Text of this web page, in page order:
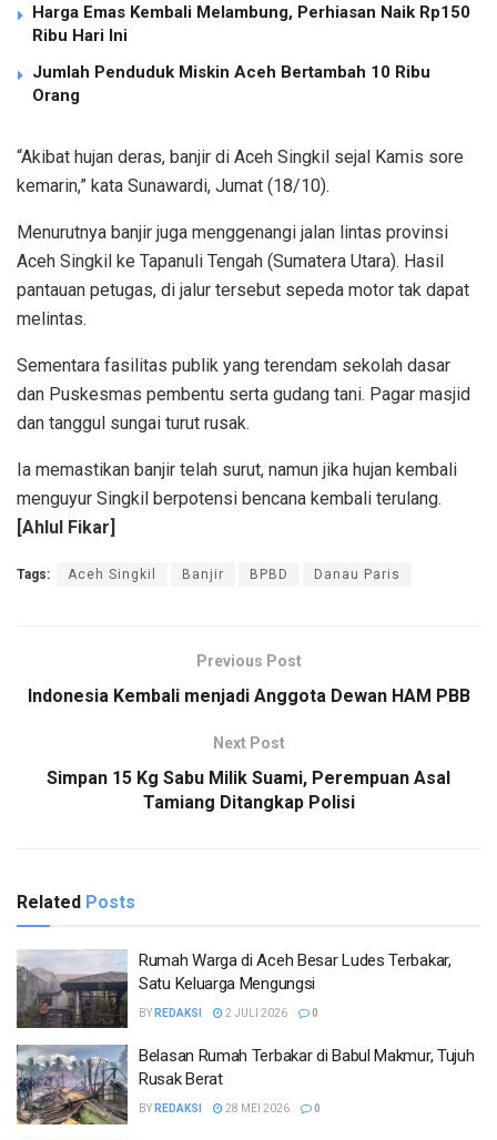
Harga Emas Kembali Melambung, Perhiasan Naik Rp150
Ribu Hari Ini
Jumlah Penduduk Miskin Aceh Bertambah 10 Ribu
Orang
“Akibat hujan deras, banjir di Aceh Singkil sejal Kamis sore
kemarin,” kata Sunawardi, Jumat (18/10).
Menurutnya banjir juga menggenangi jalan lintas provinsi
Aceh Singkil ke Tapanuli Tengah (Sumatera Utara). Hasil
pantauan petugas, di jalur tersebut sepeda motor tak dapat
melintas.
Sementara fasilitas publik yang terendam sekolah dasar
dan Puskesmas pembentu serta gudang tani. Pagar masjid
dan tanggul sungai turut rusak.
Ia memastikan banjir telah surut, namun jika hujan kembali
menguyur Singkil berpotensi bencana kembali terulang.
[Ahlul Fikar]
Tags: Aceh Singkil Banjir BPBD Danau Paris
Previous Post
Indonesia Kembali menjadi Anggota Dewan HAM PBB
Next Post
Simpan 15 Kg Sabu Milik Suami, Perempuan Asal
Tamiang Ditangkap Polisi
Related Posts
Rumah Warga di Aceh Besar Ludes Terbakar,
Satu Keluarga Mengungsi
BY REDAKSI 2 JULI 2026 0
Belasan Rumah Terbakar di Babul Makmur, Tujuh
Rusak Berat
BY REDAKSI 28 MEI 2026 0